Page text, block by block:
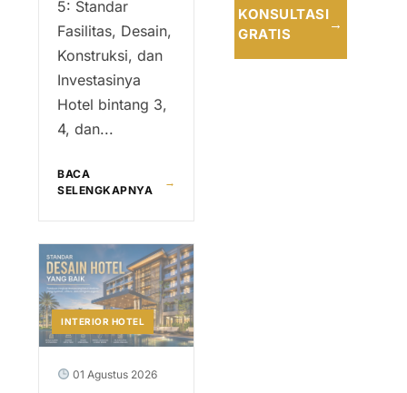
5: Standar
Fasilitas, Desain,
Konstruksi, dan
Investasinya
Hotel bintang 3,
4, dan...
BACA
SELENGKAPNYA
→
INTERIOR HOTEL
01 Agustus 2026
KONSULTASI
GRATIS
→